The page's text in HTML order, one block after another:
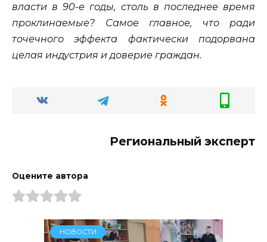
власти в 90-е годы, столь в последнее время
проклинаемые? Самое главное, что ради
точечного эффекта фактически подорвана
целая индустрия и доверие граждан.
Региональный эксперт
Оцените автора
НОВОСТИ